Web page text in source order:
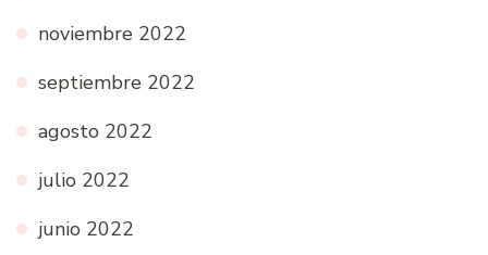
noviembre 2022
septiembre 2022
agosto 2022
julio 2022
junio 2022